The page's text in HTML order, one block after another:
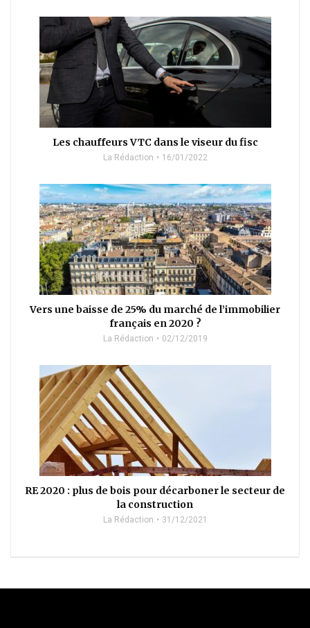
Les chauffeurs VTC dans le viseur du fisc
La Rédaction 16/01/2022
Vers une baisse de 25% du marché de l’immobilier
français en 2020 ?
La Rédaction 02/12/2019
RE 2020 : plus de bois pour décarboner le secteur de
la construction
La Rédaction 31/12/2021